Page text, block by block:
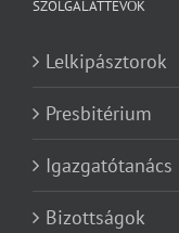
SZOLGÁLATTEVŐK
Lelkipásztorok
Presbitérium
Igazgatótanács
Bizottságok